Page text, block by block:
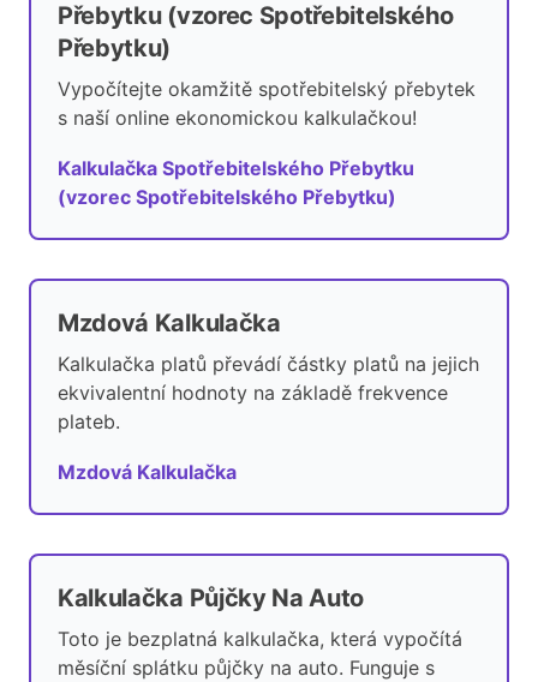
Přebytku (vzorec Spotřebitelského
Přebytku)
Vypočítejte okamžitě spotřebitelský přebytek
s naší online ekonomickou kalkulačkou!
Kalkulačka Spotřebitelského Přebytku
(vzorec Spotřebitelského Přebytku)
Mzdová Kalkulačka
Kalkulačka platů převádí částky platů na jejich
ekvivalentní hodnoty na základě frekvence
plateb.
Mzdová Kalkulačka
Kalkulačka Půjčky Na Auto
Toto je bezplatná kalkulačka, která vypočítá
měsíční splátku půjčky na auto. Funguje s